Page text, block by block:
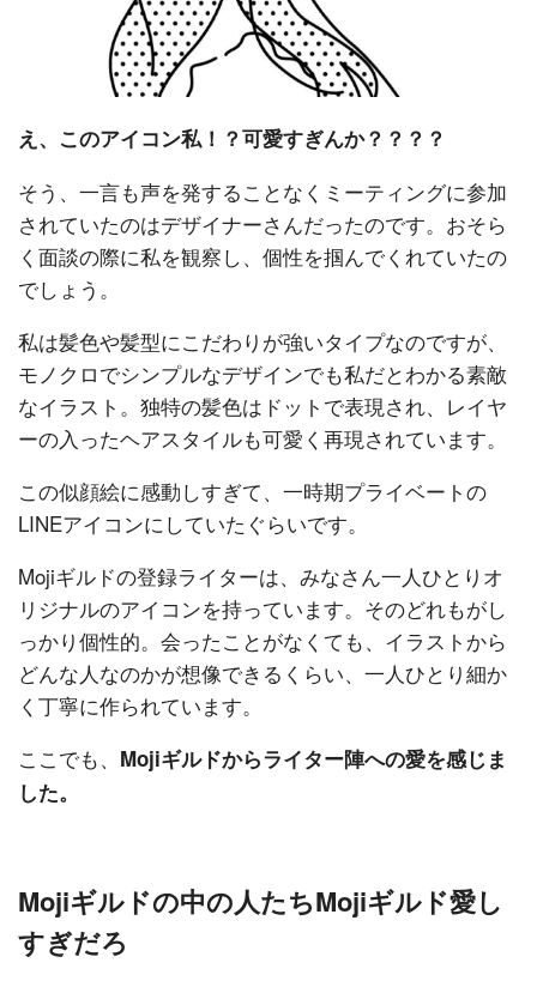
え、このアイコン私！？可愛すぎんか？？？？
そう、一言も声を発することなくミーティングに参加
されていたのはデザイナーさんだったのです。おそら
く面談の際に私を観察し、個性を掴んでくれていたの
でしょう。
私は髪色や髪型にこだわりが強いタイプなのですが、
モノクロでシンプルなデザインでも私だとわかる素敵
なイラスト。独特の髪色はドットで表現され、レイヤ
ーの入ったヘアスタイルも可愛く再現されています。
この似顔絵に感動しすぎて、一時期プライベートの
LINEアイコンにしていたぐらいです。
Mojiギルドの登録ライターは、みなさん一人ひとりオ
リジナルのアイコンを持っています。そのどれもがし
っかり個性的。会ったことがなくても、イラストから
どんな人なのかが想像できるくらい、一人ひとり細か
く丁寧に作られています。
ここでも、 Mojiギルドからライター陣への愛を感じま
した。
Mojiギルドの中の人たちMojiギルド愛し
すぎだろ